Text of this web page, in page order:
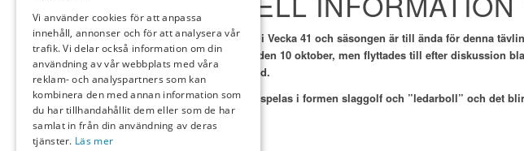
Vi är nuframme i Vecka 41 och säsongen är till ända för denna
stapeln torsdag den 10 oktober, men flyttades till efter diskussion
banan är bestämd.
Finalen för 2024 spelas i formen slaggolf och ”ledarboll” och det
Vi använder cookies för att anpassa
innehåll, annonser och för att analysera vår
trafik. Vi delar också information om din
användning av vår webbplats med våra
reklam- och analyspartners som kan
kombinera den med annan information som
du har tillhandahållit dem eller som de har
samlat in från din användning av deras
tjänster. Läs mer